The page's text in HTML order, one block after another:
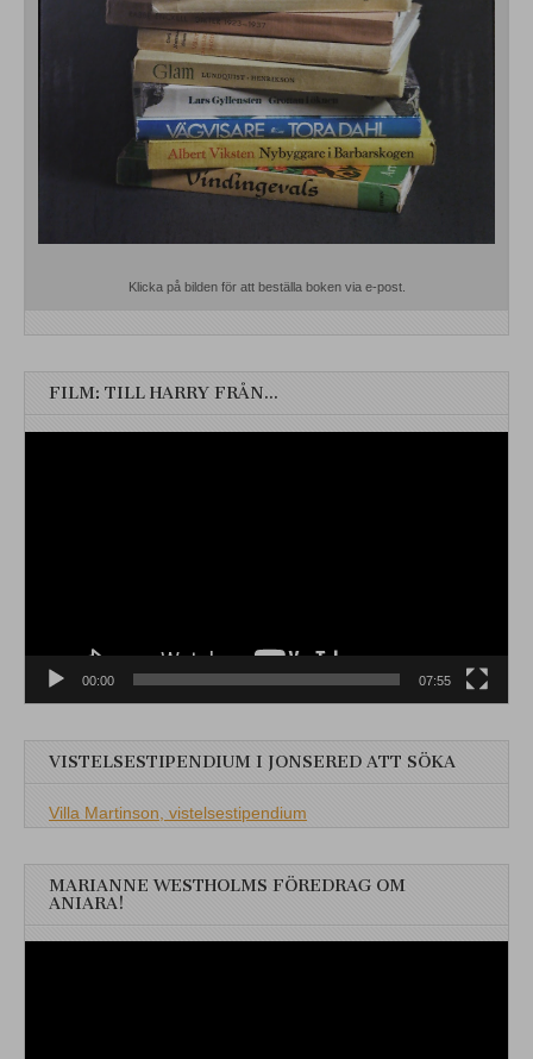
Klicka på bilden för att beställa boken via e-post.
FILM: TILL HARRY FRÅN…
00:00 07:55
VISTELSESTIPENDIUM I JONSERED ATT SÖKA
Villa Martinson, vistelsestipendium
MARIANNE WESTHOLMS FÖREDRAG OM
ANIARA!